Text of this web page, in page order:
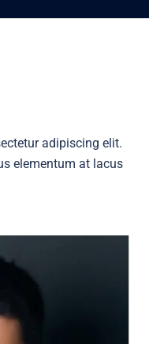
adipiscing elit.
elementum at lacus